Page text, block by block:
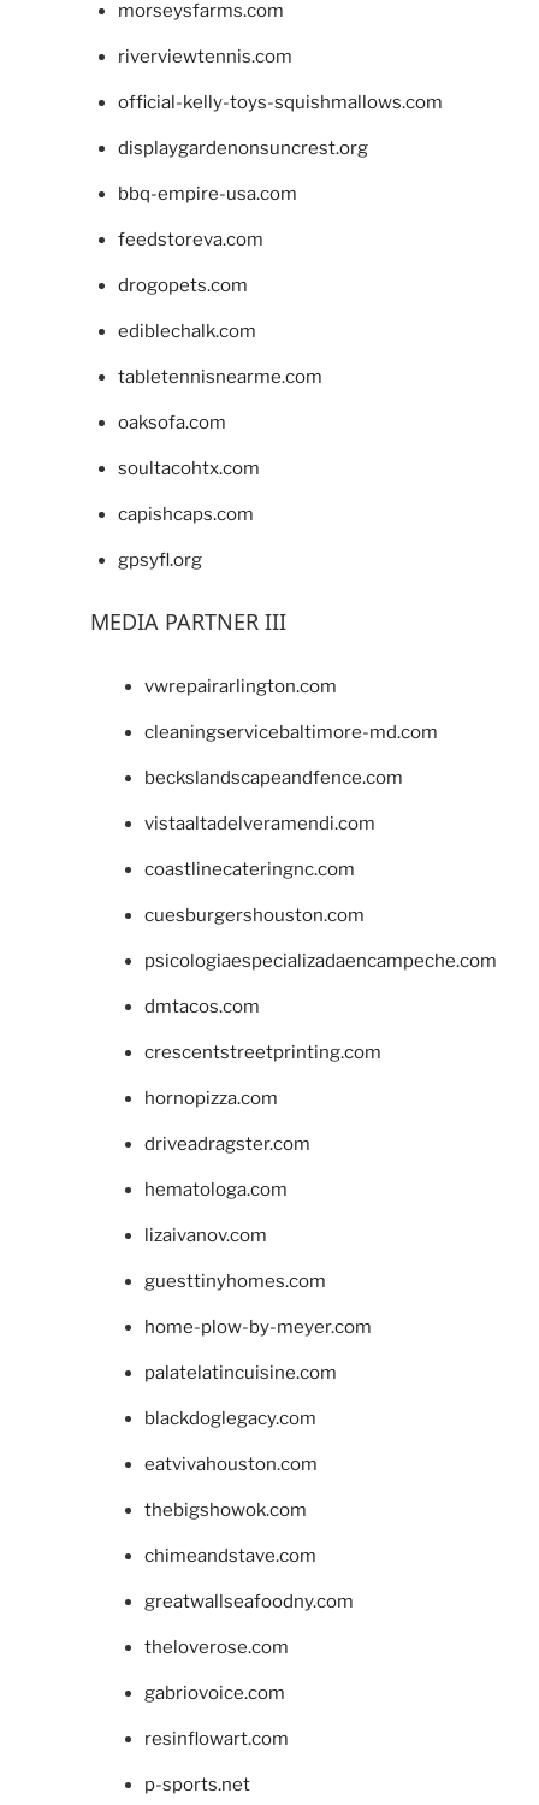
morseysfarms.com
riverviewtennis.com
official-kelly-toys-squishmallows.com
displaygardenonsuncrest.org
bbq-empire-usa.com
feedstoreva.com
drogopets.com
ediblechalk.com
tabletennisnearme.com
oaksofa.com
soultacohtx.com
capishcaps.com
gpsyfl.org
MEDIA PARTNER III
vwrepairarlington.com
cleaningservicebaltimore-md.com
beckslandscapeandfence.com
vistaaltadelveramendi.com
coastlinecateringnc.com
cuesburgershouston.com
psicologiaespecializadaencampeche.com
dmtacos.com
crescentstreetprinting.com
hornopizza.com
driveadragster.com
hematologa.com
lizaivanov.com
guesttinyhomes.com
home-plow-by-meyer.com
palatelatincuisine.com
blackdoglegacy.com
eatvivahouston.com
thebigshowok.com
chimeandstave.com
greatwallseafoodny.com
theloverose.com
gabriovoice.com
resinflowart.com
p-sports.net